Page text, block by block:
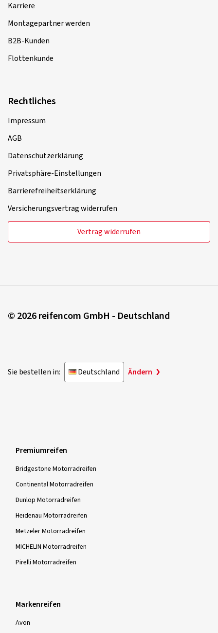
Karriere
Montagepartner werden
B2B-Kunden
Flottenkunde
Rechtliches
Impressum
AGB
Datenschutzerklärung
Privatsphäre-Einstellungen
Barrierefreiheitserklärung
Versicherungsvertrag widerrufen
Vertrag widerrufen
© 2026 reifencom GmbH - Deutschland
Sie bestellen in: Deutschland Ändern
Premiumreifen
Bridgestone Motorradreifen
Continental Motorradreifen
Dunlop Motorradreifen
Heidenau Motorradreifen
Metzeler Motorradreifen
MICHELIN Motorradreifen
Pirelli Motorradreifen
Markenreifen
Avon